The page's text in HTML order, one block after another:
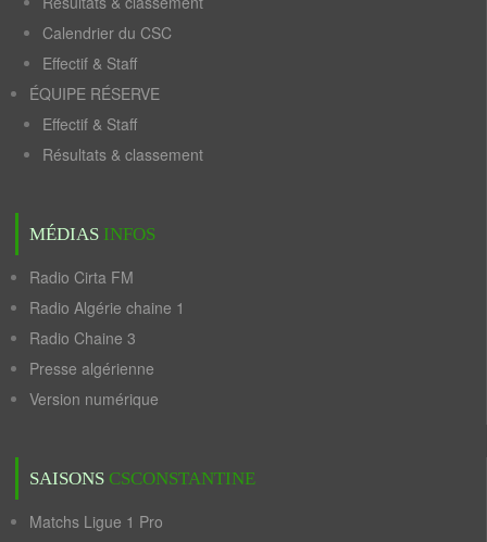
Calendrier du CSC
Effectif & Staff
ÉQUIPE RÉSERVE
Effectif & Staff
Résultats & classement
MÉDIAS INFOS
Radio Cirta FM
Radio Algérie chaine 1
Radio Chaine 3
Presse algérienne
Version numérique
SAISONS CSCONSTANTINE
Matchs Ligue 1 Pro